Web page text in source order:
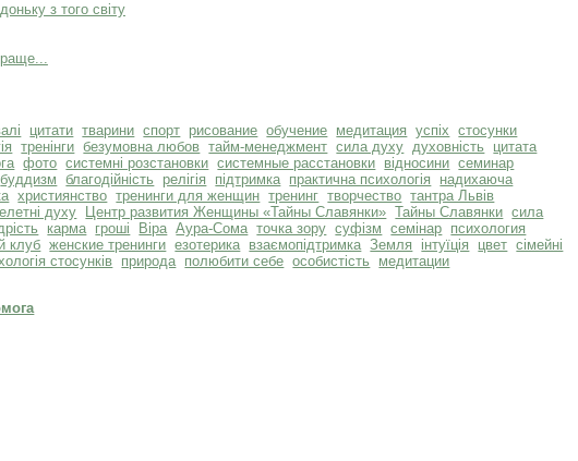
з того світу
цитати тварини спорт рисование обучение медитация успіх
стосунки
тренінги безумовна любов тайм-менеджмент сила духу духовність
цитата
фото системні розстановки системные расстановки відносини семинар
буддизм благодійність релігія підтримка практична психологія
надихаюча
християнство тренинги для женщин тренинг творчество тантра Львів
духу Центр развития Женщины «Тайны Славянки» Тайны Славянки сила
карма гроші Віра Аура-Сома точка зору суфізм семінар психология
клуб женские тренинги езотерика взаємопідтримка Земля інтуїція цвет сімейні
стосунків природа полюбити себе особистість
медитации